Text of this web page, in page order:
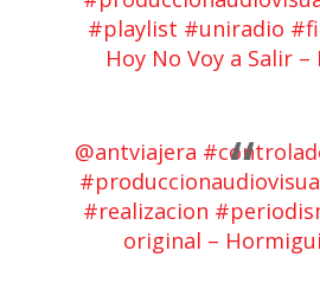
#playlist #uniradio
Hoy No Voy a Salir
@antviajera
#realizacion
original –